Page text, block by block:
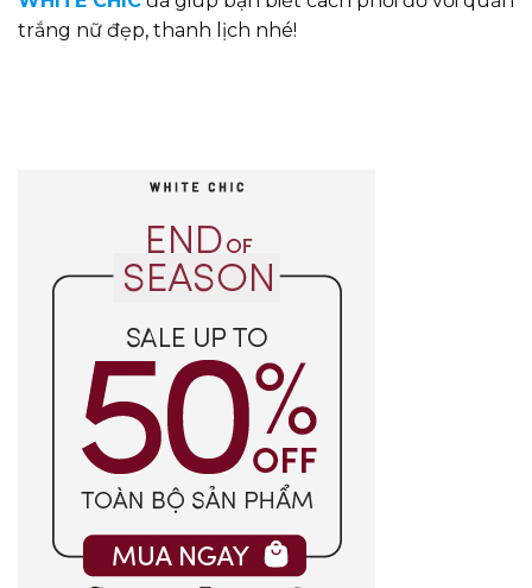
trắng nữ đẹp, thanh lịch nhé!